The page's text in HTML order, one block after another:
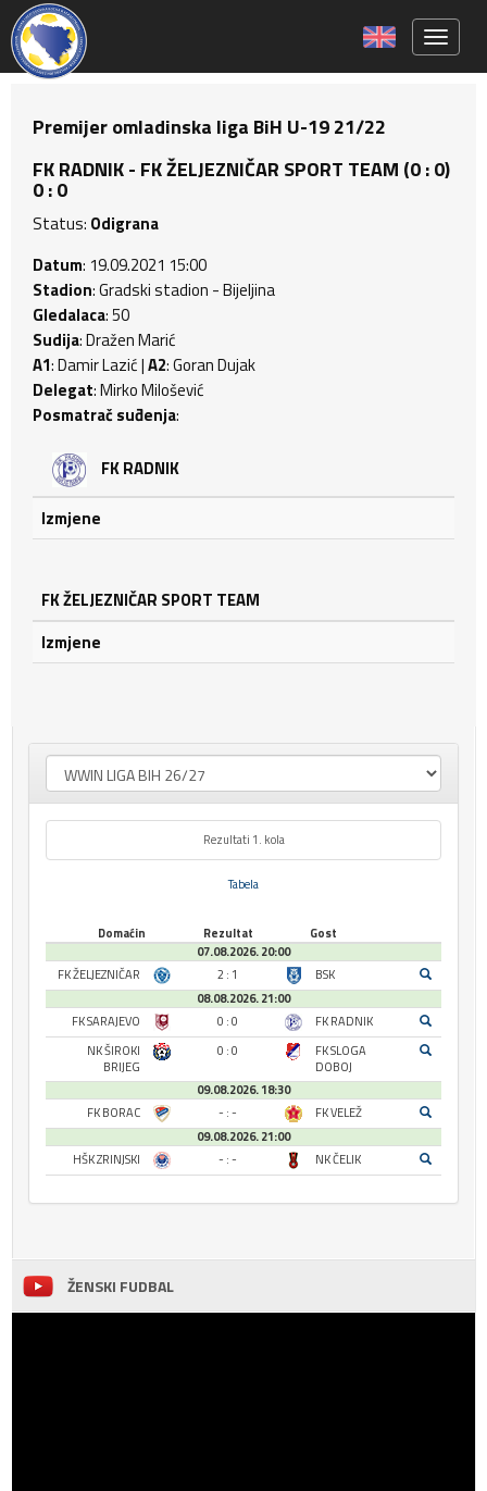
Premijer omladinska liga BiH U-19 21/22
FK RADNIK - FK ŽELJEZNIČAR SPORT TEAM (0 : 0)
0 : 0
Status: Odigrana
Datum: 19.09.2021 15:00
Stadion: Gradski stadion - Bijeljina
Gledalaca: 50
Sudija: Dražen Marić
A1: Damir Lazić |A2: Goran Dujak
Delegat: Mirko Milošević
Posmatrač suđenja:
FK RADNIK
Izmjene
FK ŽELJEZNIČAR SPORT TEAM
Izmjene
Rezultati 1. kola
Tabela
Domaćin Rezultat
Gost
07.08.2026. 20:00
FK ŽELJEZNIČAR
2 : 1
BSK
08.08.2026. 21:00
FK SARAJEVO
0 : 0
FK RADNIK
NK ŠIROKI
BRIJEG
0 : 0
FK SLOGA
DOBOJ
09.08.2026. 18:30
FK BORAC
- : -
FK VELEŽ
09.08.2026. 21:00
HŠK ZRINJSKI
- : - NK ČELIK
ŽENSKI FUDBAL